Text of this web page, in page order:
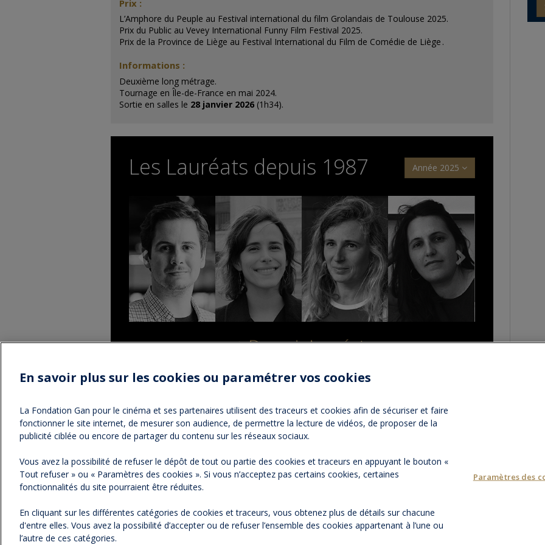
Prix :
L’Amphore du Peuple au Festival international du film Grolandais de Toulouse 2025.
Prix du Public au Vevey International Funny Film Festival 2025.
Prix de la Province de Liège au Festival International du Film de Comédie de Liège .
Informations :
Deuxième long métrage.
Tournage en Île-de-France en mai 2024.
Sortie en salles le 28 janvier 2026 (1h34).
Les Lauréats depuis 1987 Année 2025
Devenir Lauréat
NOS NEWSLETTERS NOS PARTENAIRES ESPACE PRESSE
cinématographique avec la
En savoir plus sur les cookies ou paramétrer vos cookies
La Fondation Gan pour le cinéma et ses partenaires utilisent des traceurs et cookies afin de sécuriser et faire
fonctionner le site internet, de mesurer son audience, de permettre la lecture de vidéos, de proposer de la
publicité ciblée ou encore de partager du contenu sur les réseaux sociaux.
Vous avez la possibilité de refuser le dépôt de tout ou partie des cookies et traceurs en appuyant le bouton «
Tout refuser » ou « Paramètres des cookies ». Si vous n’acceptez pas certains cookies, certaines
fonctionnalités du site pourraient être réduites.
En cliquant sur les différentes catégories de cookies et traceurs, vous obtenez plus de détails sur chacune
d'entre elles. Vous avez la possibilité d’accepter ou de refuser l’ensemble des cookies appartenant à l’une ou
l’autre de ces catégories.
Paramètres des